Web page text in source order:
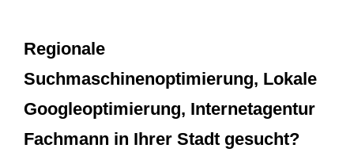
Regionale
Suchmaschinenoptimierung, Lokale
Googleoptimierung, Internetagentur
Fachmann in Ihrer Stadt gesucht?